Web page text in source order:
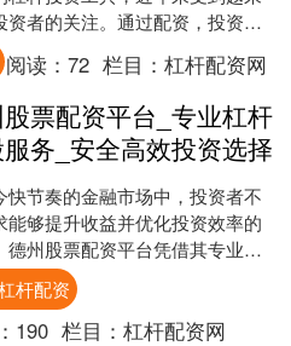
资者的关注。通过配资，投资者
较少的自有资金撬动更大的投资
从而放大收益。然而....
阅读：72 栏目：杠杆配资网
票配资平台_专业杠杆
务_安全高效投资选择
快节奏的金融市场中，投资者不
能够提升收益并优化投资效率的
德州股票配资平台凭借其专业的
股服务和安全高效的投资环境炒
配资，正成为越来越....
杆配资
190 栏目： 杠杆配资网